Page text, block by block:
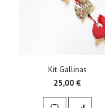
Kit Gallinas
25,00 €